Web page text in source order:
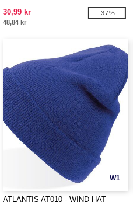
30,99 kr
48,84 kr
-37%
W1
ATLANTIS AT010 - WIND HAT